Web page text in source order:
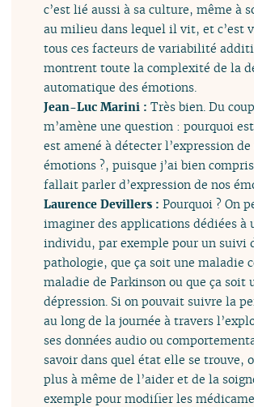
c’est lié aussi à sa culture, même à
au milieu dans lequel il vit, et c’est
tous ces facteurs de variabilité
montrent toute la complexité de la
automatique des émotions.
Jean-Luc Marini :Très bien. Du
m’amène une question : pourquoi
est amené à détecter l’expression de
émotions ?, puisque j’ai bien
fallait parler d’expression de nos
Laurence Devillers :Pourquoi ? On
imaginer des applications dédiées à
individu, par exemple pour un suivi
pathologie, que ça soit une maladie
maladie de Parkinson ou que ça soit
dépression. Si on pouvait suivre la
au long de la journée à travers
ses données audio ou
savoir dans quel état elle se trouve,
plus à même de l’aider et de la
exemple pour modifier les